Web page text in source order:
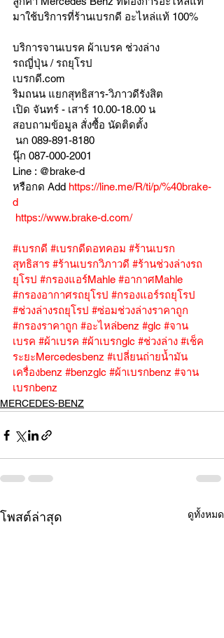
มาใช้บริการที่ร้านเบรกดี อะไหล่แท้ 100%
บริการจานเบรค ผ้าเบรค ช่วงล่าง
รถญี่ปุ่น / รถยุโรป
เบรกดี.com
ริมถนน แยกสุทธิสาร-วิภาวดีรังสิต
เปิด จันทร์ - เสาร์ 10.00-18.00 น
สอบถามข้อมูล สั่งซื้อ นัดติดตั้ง
นก 089-891-8180
นุ๊ก 087-000-2001
Line : @brake-d
หรือกด Add https://line.me/R/ti/p/%40brake-
d
https://www.brake-d.com/
#เบรกดี #เบรกดีดอทคอม #ร้านเบรก
สุทธิสาร #ร้านเบรกวิภาวดี #ร้านช่วงล่างรถ
ยุโรป #กรองแอร์Mahle #อากาศMahle
#กรองอากาศรถยุโรป #กรองแอร์รถยุโรป
#ช่วงล่างรถยุโรป #ซ่อมช่วงล่างราคาถูก
#กรองราคาถูก #อะไหล่benz #glc #จาน
เบรค #ผ้าเบรค #ผ้าเบรกglc #ช่วงล่าง #เช็ค
ระยะMercedesbenz #เปลี่ยนถ่ายน้ำมัน
เครื่องbenz #benzglc #ผ้าเบรกbenz #จาน
เบรกbenz
MERCEDES-BENZ
โพสต์ล่าสุด ดูทั้งหมด